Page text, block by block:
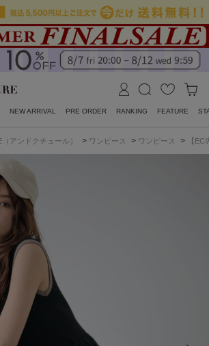
NEW ARRIVAL PRE ORDER RANKING FEATURE
アンドクチュール） > ワンピース > ワンピース > 【